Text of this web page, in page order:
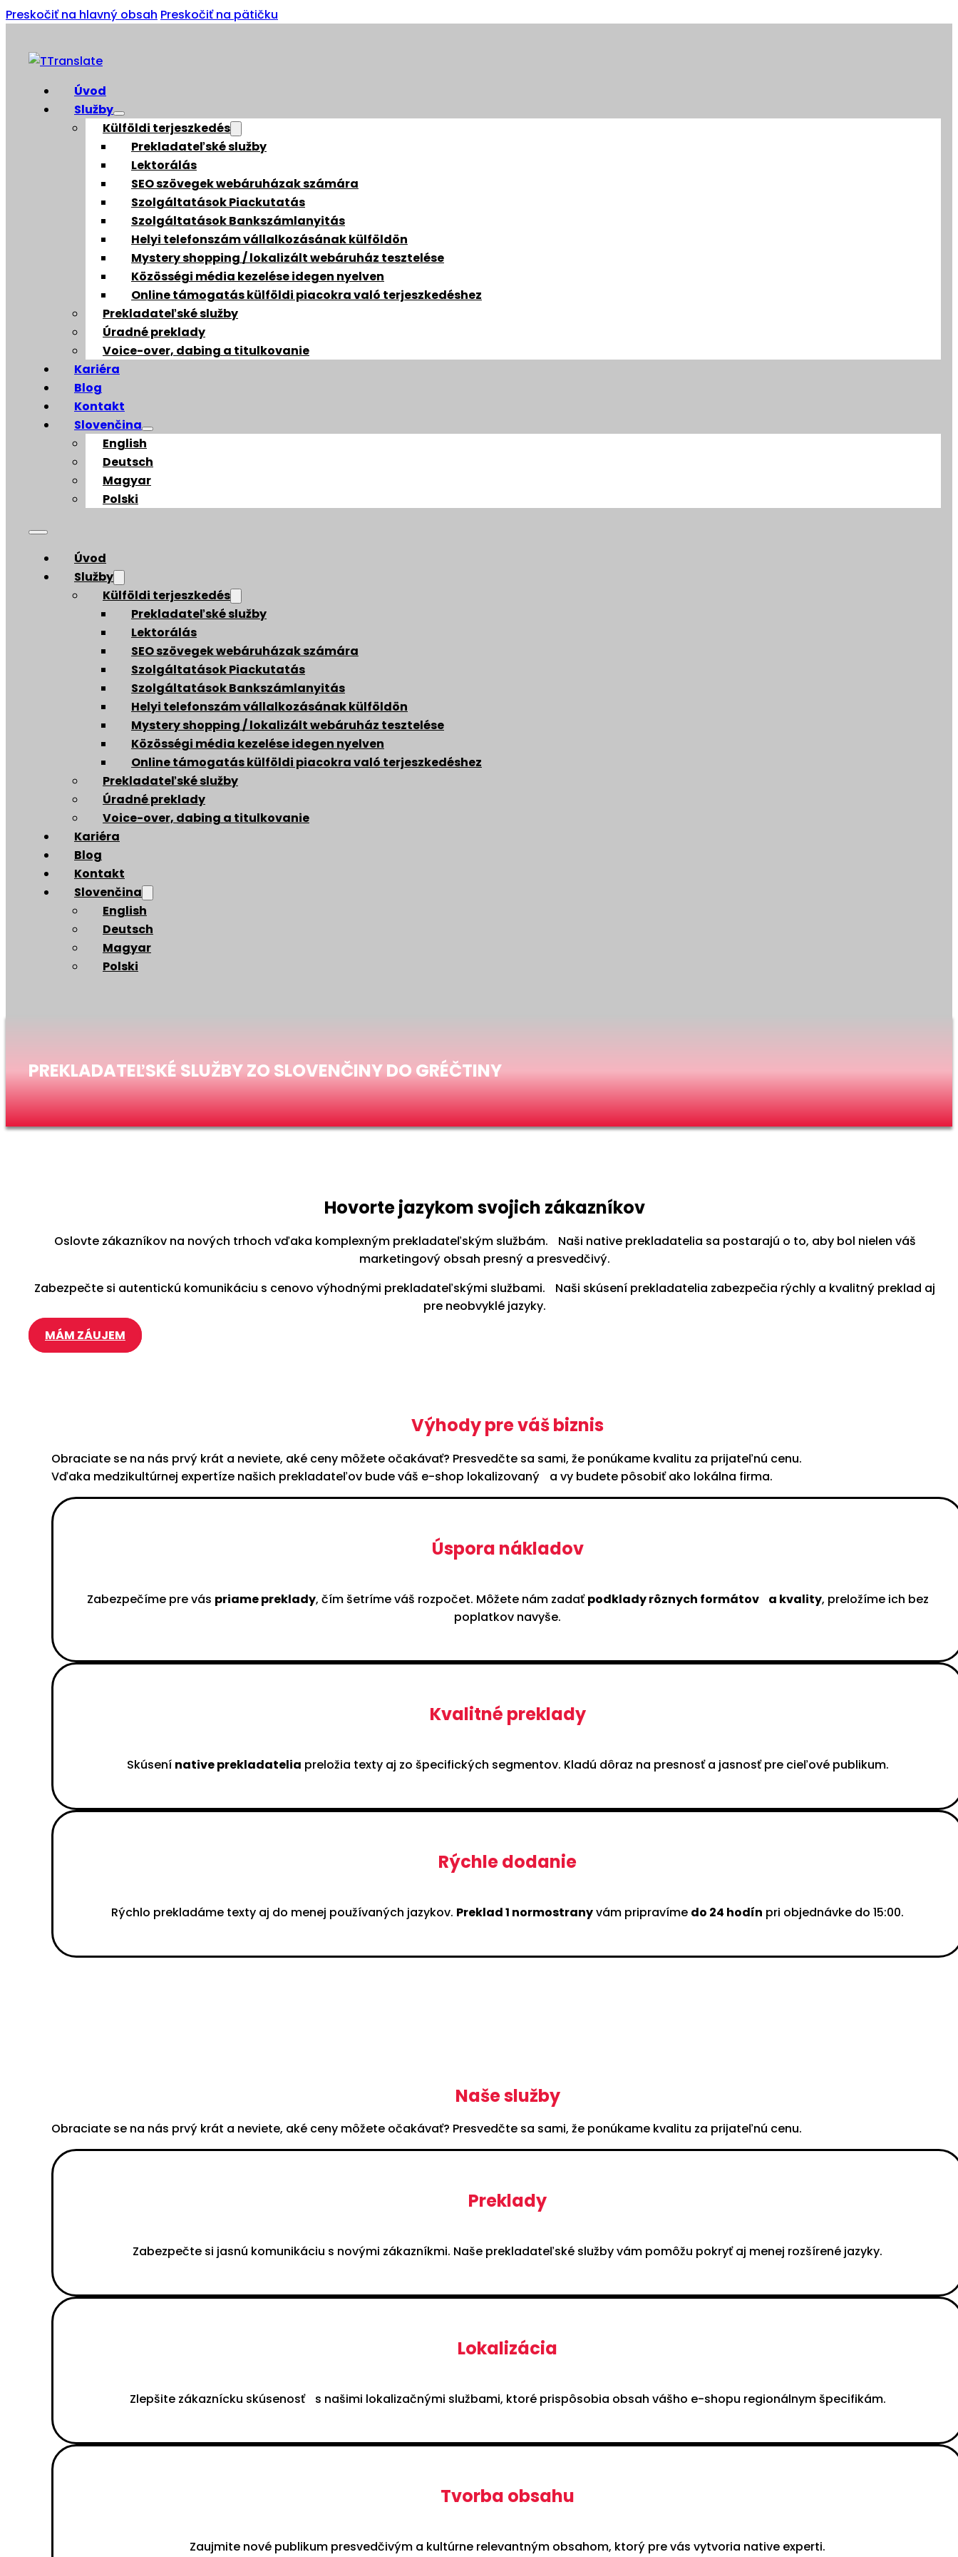
Preskočiť na hlavný obsah Preskočiť na pätičku
Úvod
Služby
Külföldi terjeszkedés
Prekladateľské služby
Lektorálás
SEO szövegek webáruházak számára
Szolgáltatások Piackutatás
Szolgáltatások Bankszámlanyitás
Helyi telefonszám vállalkozásának külföldön
Mystery shopping / lokalizált webáruház tesztelése
Közösségi média kezelése idegen nyelven
Online támogatás külföldi piacokra való terjeszkedéshez
Prekladateľské služby
Úradné preklady
Voice-over, dabing a titulkovanie
Kariéra
Blog
Kontakt
Slovenčina
English
Deutsch
Magyar
Polski
Úvod
Služby
Külföldi terjeszkedés
Prekladateľské služby
Lektorálás
SEO szövegek webáruházak számára
Szolgáltatások Piackutatás
Szolgáltatások Bankszámlanyitás
Helyi telefonszám vállalkozásának külföldön
Mystery shopping / lokalizált webáruház tesztelése
Közösségi média kezelése idegen nyelven
Online támogatás külföldi piacokra való terjeszkedéshez
Prekladateľské služby
Úradné preklady
Voice-over, dabing a titulkovanie
Kariéra
Blog
Kontakt
Slovenčina
English
Deutsch
Magyar
Polski
PREKLADATEĽSKÉ SLUŽBY ZO SLOVENČINY DO GRÉČTINY
Hovorte jazykom svojich zákazníkov
Oslovte zákazníkov na nových trhoch vďaka komplexným prekladateľským službám. Naši native prekladatelia sa postarajú o to, aby bol nielen váš
marketingový obsah presný a presvedčivý.
Zabezpečte si autentickú komunikáciu s cenovo výhodnými prekladateľskými službami. Naši skúsení prekladatelia zabezpečia rýchly a kvalitný preklad aj
pre neobvyklé jazyky.
MÁM ZÁUJEM
Výhody pre váš biznis
Obraciate se na nás prvý krát a neviete, aké ceny môžete očakávať? Presvedčte sa sami, že ponúkame kvalitu za prijateľnú cenu.
Vďaka medzikultúrnej expertíze našich prekladateľov bude váš e-shop lokalizovaný a vy budete pôsobiť ako lokálna firma.
Úspora nákladov
Zabezpečíme pre vás priame preklady, čím šetríme váš rozpočet. Môžete nám zadaťpodklady rôznych formátov a kvality, preložíme ich bez
poplatkov navyše.
Kvalitné preklady
Skúsení native prekladatelia preložia texty aj zo špecifických segmentov. Kladú dôraz na presnosť a jasnosť pre cieľové publikum.
Rýchle dodanie
Rýchlo prekladáme texty aj do menej používaných jazykov. Preklad 1 normostranyvám pripravíme do 24 hodín pri objednávke do 15:00.
Naše služby
Obraciate se na nás prvý krát a neviete, aké ceny môžete očakávať? Presvedčte sa sami, že ponúkame kvalitu za prijateľnú cenu.
Preklady
Zabezpečte si jasnú komunikáciu s novými zákazníkmi. Naše prekladateľské služby vám pomôžu pokryť aj menej rozšírené jazyky.
Lokalizácia
Zlepšite zákaznícku skúsenosť s našimi lokalizačnými službami, ktoré prispôsobia obsah vášho e-shopu regionálnym špecifikám.
Tvorba obsahu
Zaujmite nové publikum presvedčivým a kultúrne relevantným obsahom, ktorý pre vás vytvoria native experti.